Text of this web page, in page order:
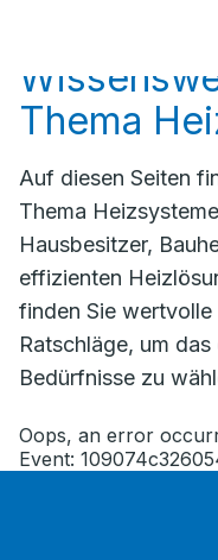
Thema
Auf diesen Seiten
Thema
Hausbesitzer,
effizienten
finden Sie
Ratschläge, um
Bedürfnisse zu
Oops, an error
Event: